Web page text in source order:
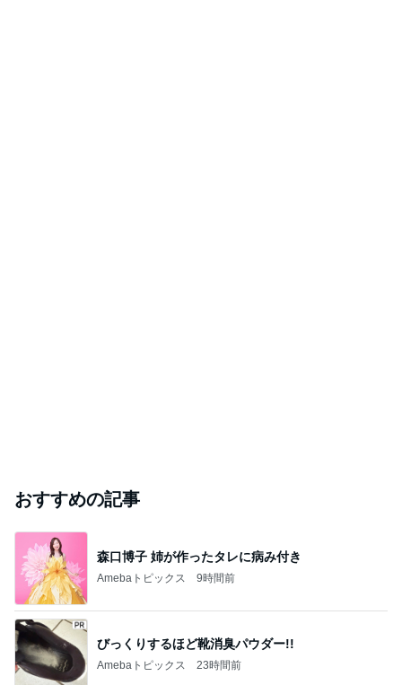
おすすめの記事
森口博子 姉が作ったタレに病み付き
Amebaトピックス 9時間前
びっくりするほど靴消臭パウダー!!
Amebaトピックス 23時間前